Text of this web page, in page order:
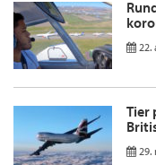
22.
Tier
29.